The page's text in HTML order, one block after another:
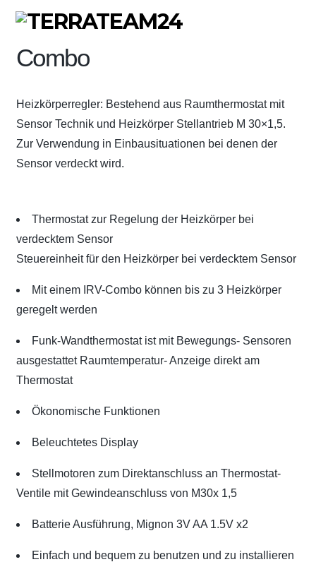
Terra Green SmartE IRV-
Combo
Heizkörperregler: Bestehend aus Raumthermostat mit
Sensor Technik und Heizkörper Stellantrieb M 30×1,5.
Zur Verwendung in Einbausituationen bei denen der
Sensor verdeckt wird.
Thermostat zur Regelung der Heizkörper bei
verdecktem Sensor
Steuereinheit für den Heizkörper bei verdecktem Sensor
Mit einem IRV-Combo können bis zu 3 Heizkörper
geregelt werden
Funk-Wandthermostat ist mit Bewegungs- Sensoren
ausgestattet Raumtemperatur- Anzeige direkt am
Thermostat
Ökonomische Funktionen
Beleuchtetes Display
Stellmotoren zum Direktanschluss an Thermostat-
Ventile mit Gewindeanschluss von M30x 1,5
Batterie Ausführung, Mignon 3V AA 1.5V x2
Einfach und bequem zu benutzen und zu installieren